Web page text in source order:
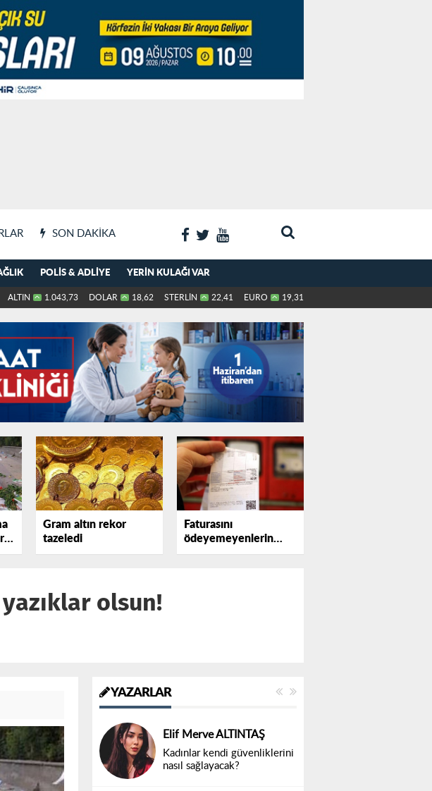
SON DAKIKA
POLIS & ADLIYE YERIN KULAĞI VAR
ALTIN 1.043,73 DOLAR 18,62 STERLİN 22,41 EURO 19,31
Gram altın rekor
tazeledi
Faturasını
ödeyemeyenlerin
sayısı katlanıyor
olsun!
YAZARLAR
Elif Merve ALTINTAŞ
Kadınlar kendi güvenliklerini
nasıl sağlayacak?